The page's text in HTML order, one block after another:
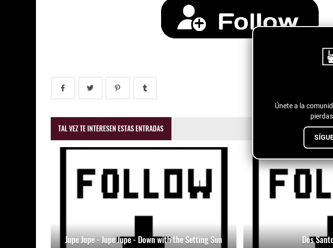
Únete a la
TAL VEZ TE INTERESEN ESTAS ENTRADAS
Jupe Jupe - Jupe Jupe - Down with the Setting Sun Dos